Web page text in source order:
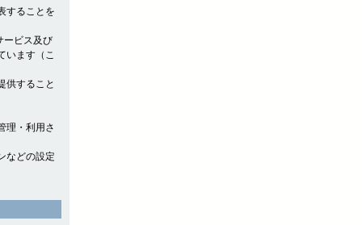
することを
ービス及び
います（こ
供すること
理・利用さ
などの設定